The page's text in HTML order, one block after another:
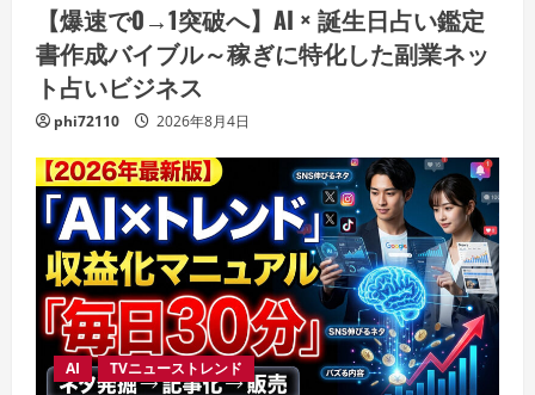
【爆速で0→1突破へ】AI × 誕生日占い鑑定
書作成バイブル～稼ぎに特化した副業ネッ
ト占いビジネス
phi72110 2026年8月4日
AI TVニューストレンド